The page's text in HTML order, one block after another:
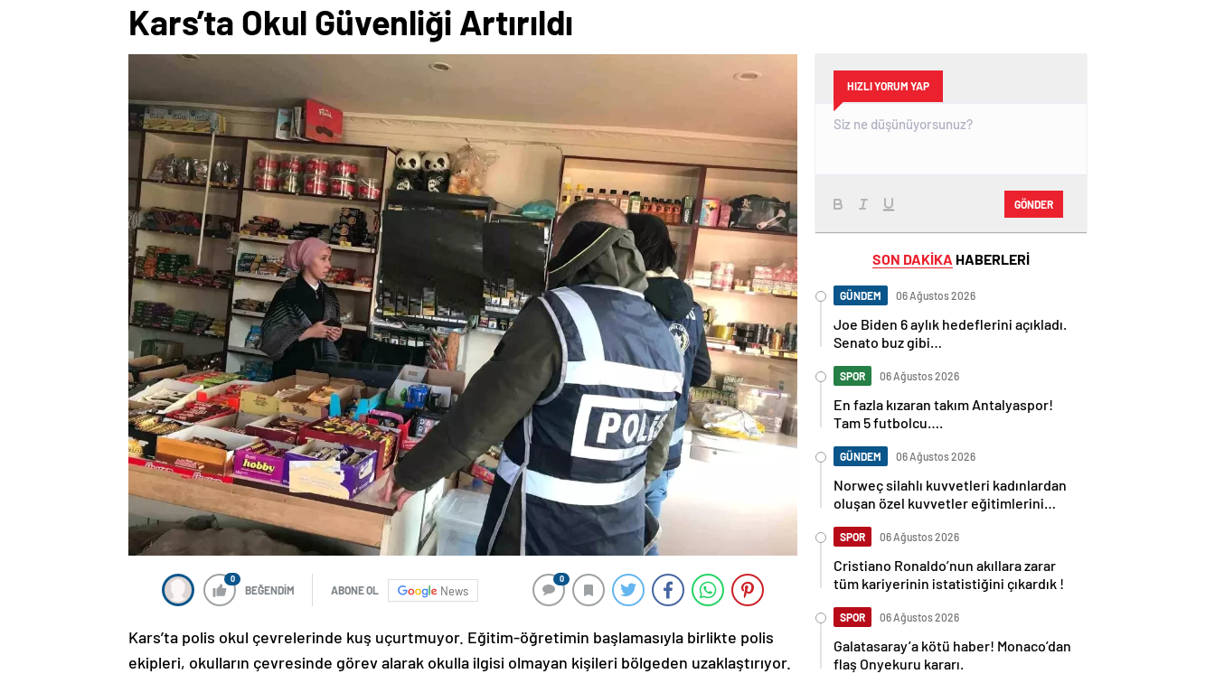
Kars’ta Okul Güvenliği Artırıldı
0
BEĞENDİM ABONE OL News
0
Kars’ta polis okul çevrelerinde kuş uçurtmuyor. Eğitim-öğretimin başlamasıyla birlikte polis
ekipleri, okulların çevresinde görev alarak okulla ilgisi olmayan kişileri bölgeden uzaklaştırıyor.
HIZLI YORUM YAP
GÖNDER
SON DAKİKA HABERLERİ
GÜNDEM 06 Ağustos 2026
Joe Biden 6 aylık hedeflerini açıkladı.
Senato buz gibi…
SPOR 06 Ağustos 2026
En fazla kızaran takım Antalyaspor!
Tam 5 futbolcu….
GÜNDEM 06 Ağustos 2026
Norweç silahlı kuvvetleri kadınlardan
oluşan özel kuvvetler eğitimlerini
SPOR 06 Ağustos 2026
Cristiano Ronaldo’nun akıllara zarar
tüm kariyerinin istatistiğini çıkardık !
SPOR 06 Ağustos 2026
Galatasaray’a kötü haber! Monaco’dan
flaş Onyekuru kararı.